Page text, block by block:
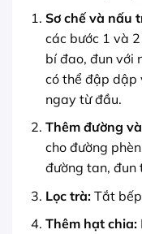
Sơ chế và nấu
các bước 1 và
bí đao, đun với
có thể đập dập
ngay từ đầu.
Thêm đường
cho đường
đường tan, đun
Lọc trà:Tắt
Thêm hạt chia: